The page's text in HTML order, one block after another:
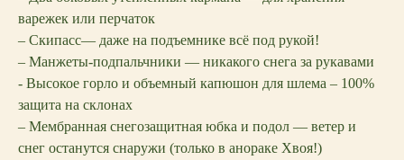
варежек или перчаток
– Скипасс— даже на подъемнике всё под рукой!
– Манжеты-подпальчники — никакого снега за рукавами
- Высокое горло и объемный капюшон для шлема – 100%
защита на склонах
– Мембранная снегозащитная юбка и подол — ветер и
снег останутся снаружи (только в анораке Хвоя!)